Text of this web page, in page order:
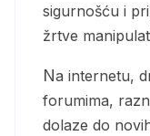
sigurnošću i
žrtve
Na internetu, društvenim mrežama i
forumima,
dolaze do